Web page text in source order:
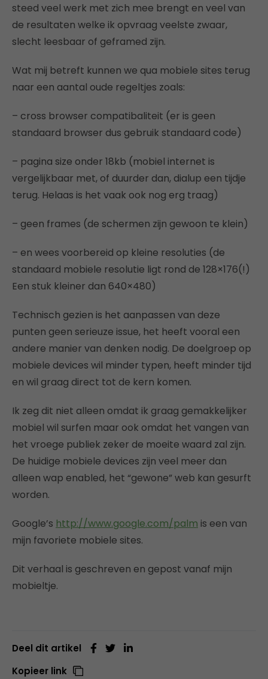
steed veel werk met zich mee brengt en veel van
de resultaten welke ik opvraag veelste zwaar,
slecht leesbaar of geframed zijn.
Wat mij betreft kunnen we qua mobiele sites terug
naar een aantal oude regeltjes zoals:
– cross browser compatibaliteit (er is geen
standaard browser dus gebruik standaard code)
– pagina size onder 18kb (mobiel internet is
vergelijkbaar met, of duurder dan, dialup een tijdje
terug. Helaas is het vaak ook nog erg traag)
– geen frames (de schermen zijn gewoon te klein)
– en wees voorbereid op kleine resoluties (de
standaard mobiele resolutie ligt rond de 128×176(!)
Een stuk kleiner dan 640×480)
Technisch gezien is het aanpassen van deze
punten geen serieuze issue, het heeft vooral een
andere manier van denken nodig. De doelgroep op
mobiele devices wil minder typen, heeft minder tijd
en wil graag direct tot de kern komen.
Ik zeg dit niet alleen omdat ik graag gemakkelijker
mobiel wil surfen maar ook omdat het vangen van
het vroege publiek zeker de moeite waard zal zijn.
De huidige mobiele devices zijn veel meer dan
alleen wap enabled, het “gewone” web kan gesurft
worden.
Google’s http://www.google.com/palm is een van
mijn favoriete mobiele sites.
Dit verhaal is geschreven en gepost vanaf mijn
mobieltje.
Deel dit artikel
Kopieer link